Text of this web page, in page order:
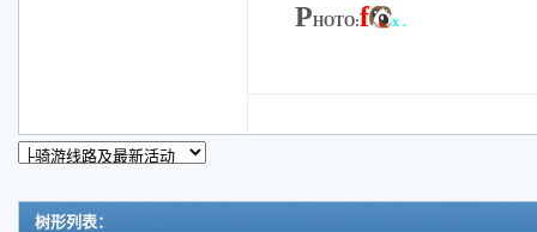
PHOTO:f x .
树形列表：